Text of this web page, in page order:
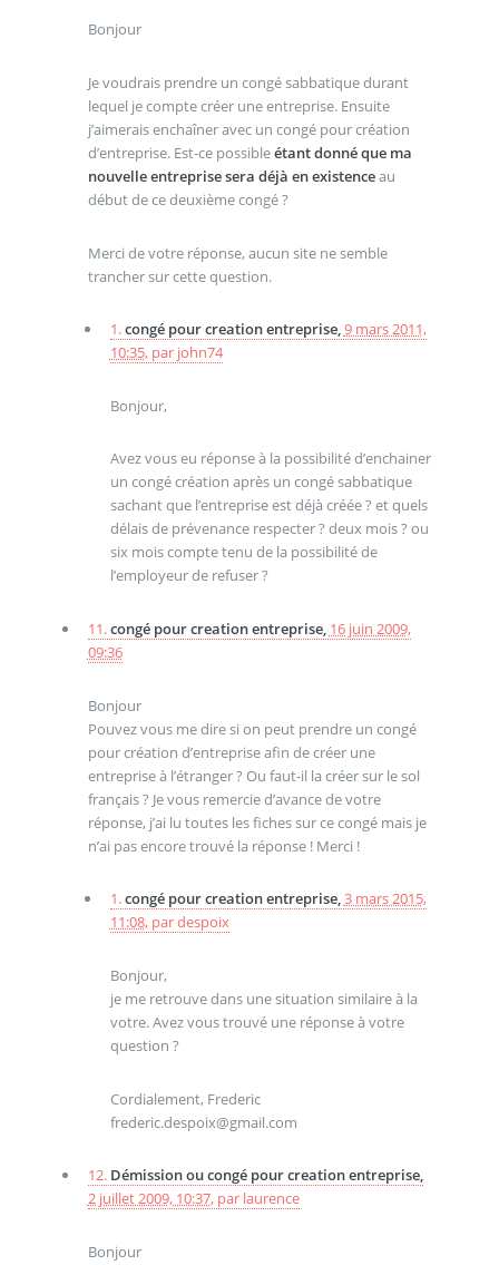
Bonjour
Je voudrais prendre un congé sabbatique durant
lequel je compte créer une entreprise. Ensuite
j’aimerais enchaîner avec un congé pour création
d’entreprise. Est-ce possibleétant donné que ma
nouvelle entreprise sera déjà en existenceau
début de ce deuxième congé ?
Merci de votre réponse, aucun site ne semble
trancher sur cette question.
1.congé pour creation entreprise,9 mars 2011,
10:35, par john74
Bonjour,
Avez vous eu réponse à la possibilité d’enchainer
un congé création après un congé sabbatique
sachant que l’entreprise est déjà créée ? et quels
délais de prévenance respecter ? deux mois ? ou
six mois compte tenu de la possibilité de
l’employeur de refuser ?
11.congé pour creation entreprise, 16 juin 2009,
09:36
Bonjour
Pouvez vous me dire si on peut prendre un congé
pour création d’entreprise afin de créer une
entreprise à l’étranger ? Ou faut-il la créer sur le sol
français ? Je vous remercie d’avance de votre
réponse, j’ai lu toutes les fiches sur ce congé mais je
n’ai pas encore trouvé la réponse ! Merci !
1.congé pour creation entreprise,3 mars 2015,
11:08, pardespoix
Bonjour,
je me retrouve dans une situation similaire à la
votre. Avez vous trouvé une réponse à votre
question ?
Cordialement, Frederic
frederic.despoix@gmail.com
12. Démission ou congé pour creation entreprise,
2 juillet 2009, 10:37, par laurence
Bonjour